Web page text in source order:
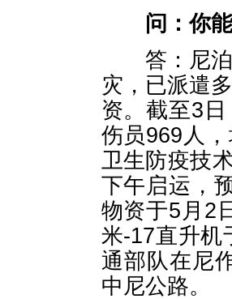
问：你
答：尼泊
灾，已派遣
资。截至3
伤员969人
卫生防疫技
下午启运，
物资于5月2
米-17直升机
通部队在尼
中尼公路。